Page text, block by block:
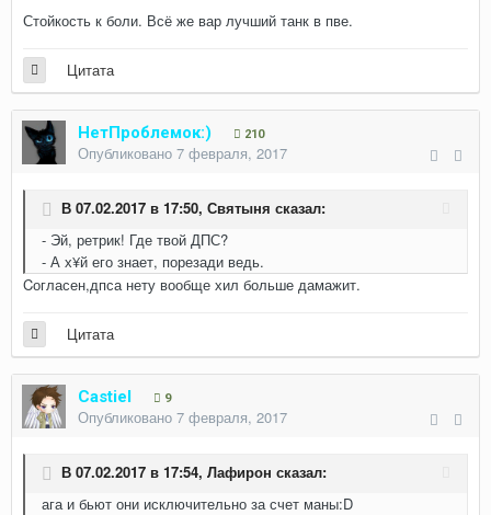
Стойкость к боли. Всё же вар лучший танк в пве.
Цитата
НетПроблемок:) 210
Опубликовано 7 февраля, 2017
В 07.02.2017 в 17:50, Святыня сказал:
- Эй, ретрик! Где твой ДПС?
- А х¥й его знает, порезади ведь.
Cогласен,дпса нету вообще хил больше дамажит.
Цитата
Castiel 9
Опубликовано 7 февраля, 2017
В 07.02.2017 в 17:54, Лафирон сказал:
ага и бьют они исключительно за счет маны:D